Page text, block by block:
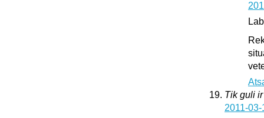
Tik guli
2011-